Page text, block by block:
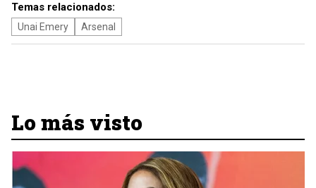
Temas relacionados:
Unai Emery Arsenal
Lo más visto